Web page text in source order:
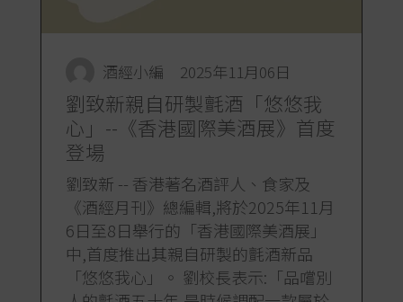
酒經小編 2025年11月06日
劉致新親自研製氈酒「悠悠我
心」--《香港國際美酒展》首度
登場
劉致新 -- 香港著名酒評人、食家及
《酒經月刊》總編輯,將於2025年11月
6日至8日舉行的「香港國際美酒展」
中,首度推出其親自研製的氈酒新品
「悠悠我心」。 劉校長表示:「品嚐別